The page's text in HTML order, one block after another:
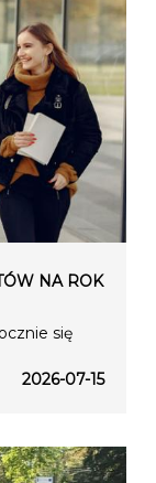
NA ROK
się
2026-07-15